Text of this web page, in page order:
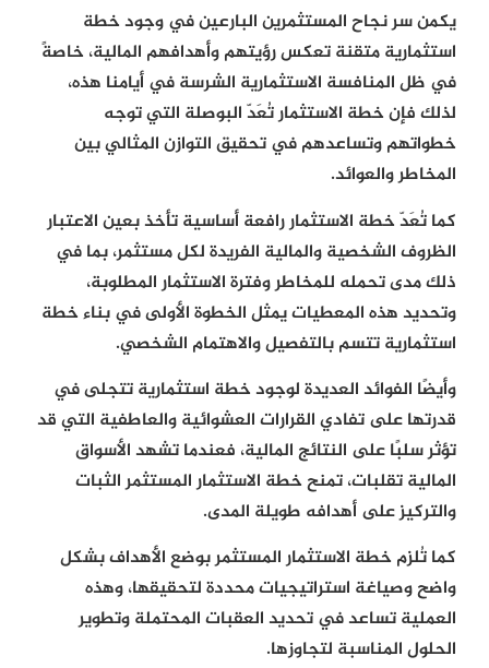
يكمن سر نجاح المستثمرين البارعين في وجود خطة
استثمارية متقنة تعكس رؤيتهم وأهدافهم المالية، خاصةً
في ظل المنافسة الاستثمارية الشرسة في أيامنا هذه،
لذلك فإن خطة الاستثمار تُعَدّ البوصلة التي توجه
خطواتهم وتساعدهم في تحقيق التوازن المثالي بين
المخاطر والعوائد.
كما تُعَدّ خطة الاستثمار رافعة أساسية تأخذ بعين الاعتبار
الظروف الشخصية والمالية الفريدة لكل مستثمر، بما في
ذلك مدى تحمله للمخاطر وفترة الاستثمار المطلوبة،
وتحديد هذه المعطيات يمثل الخطوة الأولى في بناء خطة
استثمارية تتسم بالتفصيل والاهتمام الشخصي.
وأيضًا الفوائد العديدة لوجود خطة استثمارية تتجلى في
قدرتها على تفادي القرارات العشوائية والعاطفية التي قد
تؤثر سلبًا على النتائج المالية، فعندما تشهد الأسواق
المالية تقلبات، تمنح خطة الاستثمار المستثمر الثبات
والتركيز على أهدافه طويلة المدى.
كما تُلزم خطة الاستثمار المستثمر بوضع الأهداف بشكل
واضح وصياغة استراتيجيات محددة لتحقيقها، وهذه
العملية تساعد في تحديد العقبات المحتملة وتطوير
الحلول المناسبة لتجاوزها.